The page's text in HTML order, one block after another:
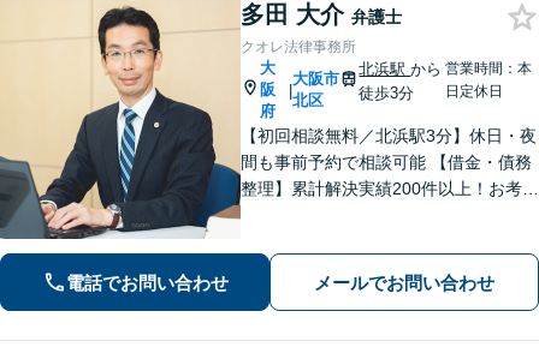
多田 大介 弁護士
クオレ法律事務所
大
阪
府
|
大阪市
北区
北浜駅から
徒歩3分
営業時間：本
日定休日
【初回相談無料／北浜駅3分】休日・夜
間も事前予約で相談可能 【借金・債務
整理】累計解決実績200件以上！お考え
ハラ、複雑な財産分与の計算や慰謝料
の算定など
電話でお問い合わせ メールでお問い合わせ